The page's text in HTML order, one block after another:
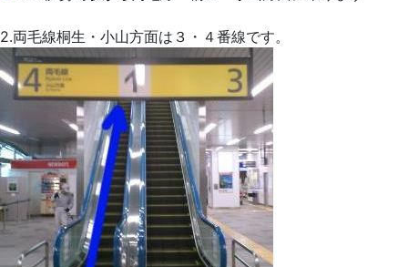
2.両毛線桐生・小山方面は３・４番線です。